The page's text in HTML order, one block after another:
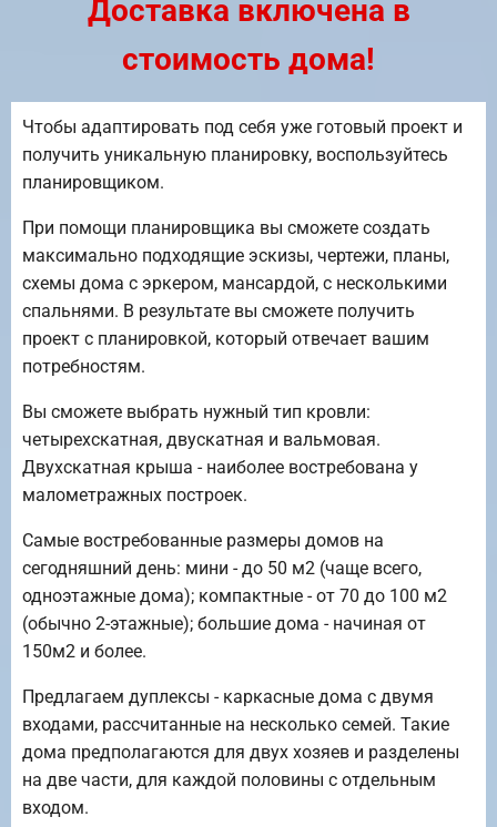
Доставка включена в
стоимость дома!
Чтобы адаптировать под себя уже готовый проект и
получить уникальную планировку, воспользуйтесь
планировщиком.
При помощи планировщика вы сможете создать
максимально подходящие эскизы, чертежи, планы,
схемы дома с эркером, мансардой, с несколькими
спальнями. В результате вы сможете получить
проект с планировкой, который отвечает вашим
потребностям.
Вы сможете выбрать нужный тип кровли:
четырехскатная, двускатная и вальмовая.
Двухскатная крыша - наиболее востребована у
малометражных построек.
Самые востребованные размеры домов на
сегодняшний день: мини - до 50 м2 (чаще всего,
одноэтажные дома); компактные - от 70 до 100 м2
(обычно 2-этажные); большие дома - начиная от
150м2 и более.
Предлагаем дуплексы - каркасные дома с двумя
входами, рассчитанные на несколько семей. Такие
дома предполагаются для двух хозяев и разделены
на две части, для каждой половины с отдельным
входом.